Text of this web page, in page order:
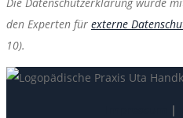
den Experten für externe
10).
|